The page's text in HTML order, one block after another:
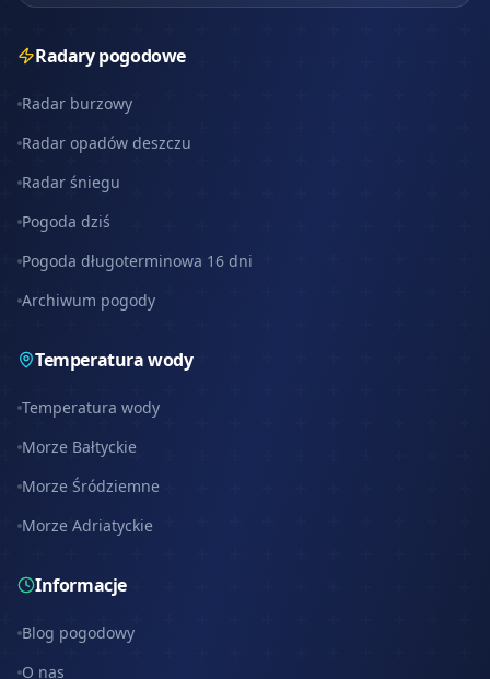
Radary pogodowe
Radar burzowy
Radar opadów deszczu
Radar śniegu
Pogoda dziś
Pogoda długoterminowa 16 dni
Archiwum pogody
Temperatura wody
Temperatura wody
Morze Bałtyckie
Morze Śródziemne
Morze Adriatyckie
Informacje
Blog pogodowy
O nas